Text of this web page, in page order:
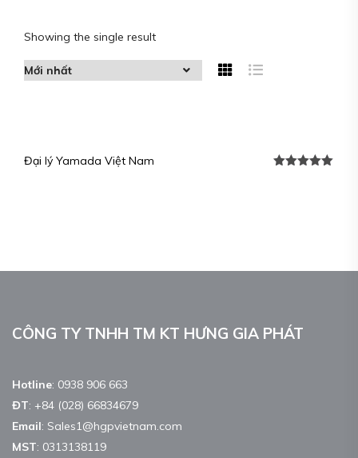
Showing the single result
Đại lý Yamada Việt Nam
CÔNG TY TNHH TM KT HƯNG GIA PHÁT
Hotline: 0938 906 663
ĐT: +84 (028) 66834679
Email: Sales1@hgpvietnam.com
MST: 0313138119